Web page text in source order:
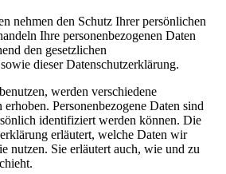
nehmen den Schutz Ihrer persönlichen
Ihre personenbezogenen Daten
den gesetzlichen
dieser Datenschutzerklärung.
werden verschiedene
erhoben. Personenbezogene Daten sind
identifiziert werden können. Die
erläutert, welche Daten wir
nutzen. Sie erläutert auch, wie und zu